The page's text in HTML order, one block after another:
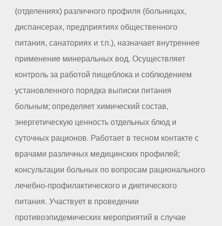
(отделениях) различного профиля (больницах,
диспансерах, предприятиях общественного
питания, санаториях и т.п.), назначает внутреннее
применение минеральных вод. Осуществляет
контроль за работой пищеблока и соблюдением
установленного порядка выписки питания
больным; определяет химический состав,
энергетическую ценность отдельных блюд и
суточных рационов. Работает в тесном контакте с
врачами различных медицинских профилей;
консультации больных по вопросам рационального
лечебно-профилактического и диетического
питания. Участвует в проведении
противоэпидемических мероприятий в случае